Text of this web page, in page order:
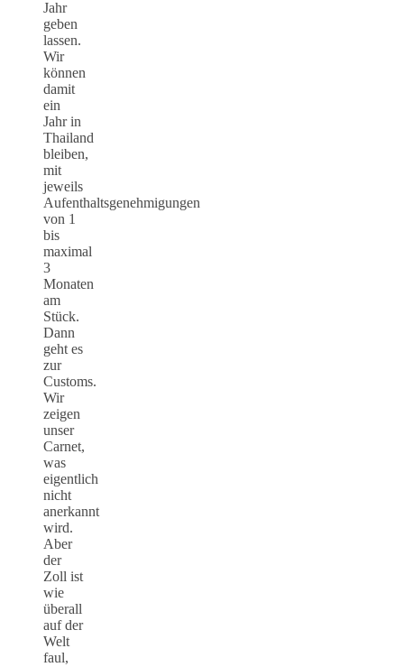
Jahr
geben
lassen.
Wir
können
damit
ein
Jahr in
Thailand
bleiben,
mit
jeweils
Aufenthaltsgenehmigungen
von 1
bis
maximal
3
Monaten
am
Stück.
Dann
geht es
zur
Customs.
Wir
zeigen
unser
Carnet,
was
eigentlich
nicht
anerkannt
wird.
Aber
der
Zoll ist
wie
überall
auf der
Welt
faul,